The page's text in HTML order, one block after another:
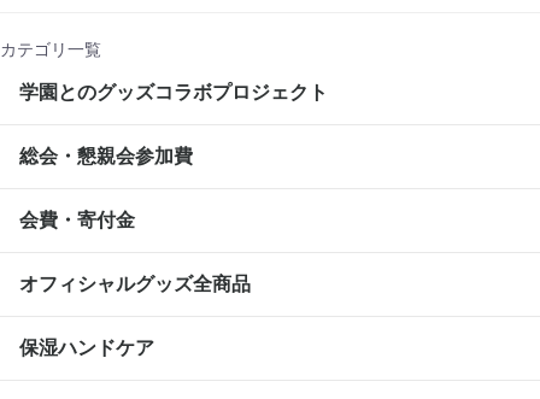
カテゴリ一覧
学園とのグッズコラボプロジェクト
総会・懇親会参加費
会費・寄付金
オフィシャルグッズ全商品
保湿ハンドケア